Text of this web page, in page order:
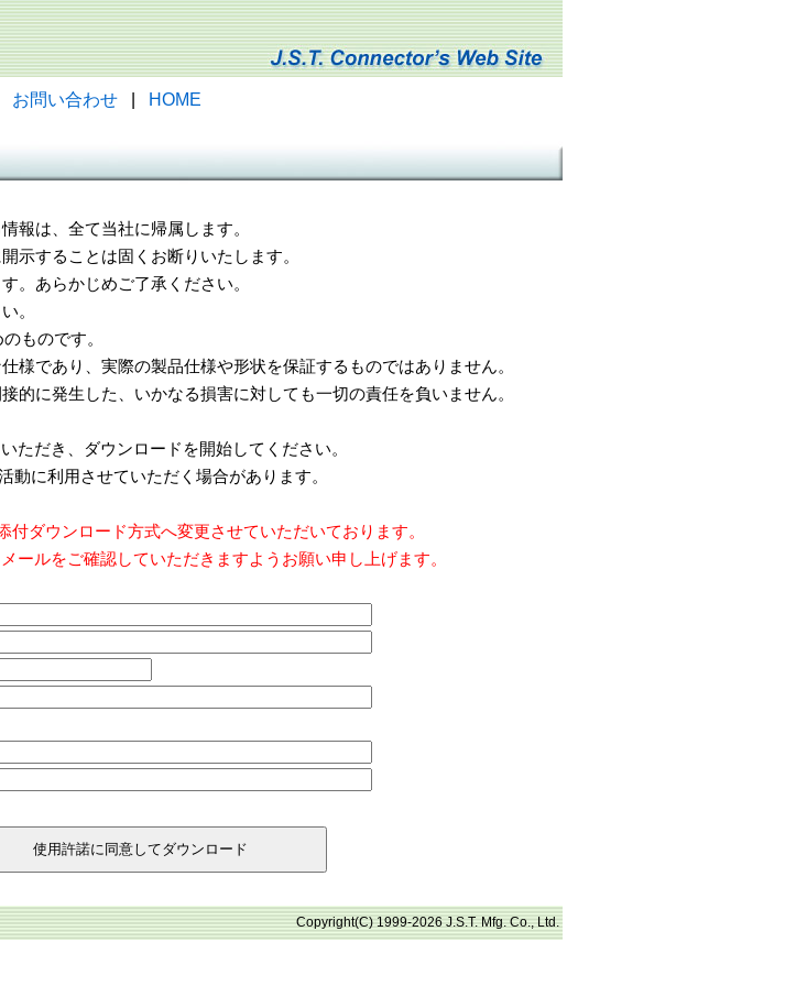
お問い合わせ HOME
報は、全て当社に帰属します。
示することは固くお断りいたします。
。あらかじめご了承ください。
。
ものです。
であり、実際の製品仕様や形状を保証するものではありません。
に発生した、いかなる損害に対しても一切の責任を負いません。
ただき、ダウンロードを開始してください。
に利用させていただく場合があります。
ダウンロード方式へ変更させていただいております。
ールをご確認していただきますようお願い申し上げます。
Copyright(C) 1999-2026 J.S.T. Mfg. Co., Ltd.